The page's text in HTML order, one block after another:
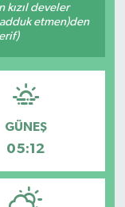
kızıl develer
etmen)den
GÜNEŞ
05:12